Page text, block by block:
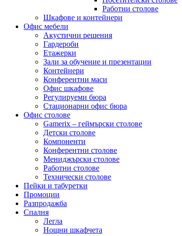
Работни столове
Шкафове и контейнери
Офис мебели
Акустични решения
Гардероби
Етажерки
Зали за обучение и презентации
Контейнери
Конферентни маси
Офис шкафове
Регулируеми бюра
Стационарни офис бюра
Офис столове
Gamerix – геймърски столове
Детски столове
Компоненти
Конферентни столове
Мениджърски столове
Работни столове
Технически столове
Пейки и табуретки
Промоции
Разпродажба
Спалня
Легла
Нощни шкафчета